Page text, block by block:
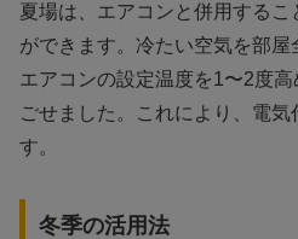
夏場は、エアコンと併用するこ
ができます。冷たい空気を部屋
エアコンの設定温度を1〜2度
ごせました。これにより、電気
す。
冬季の活用法